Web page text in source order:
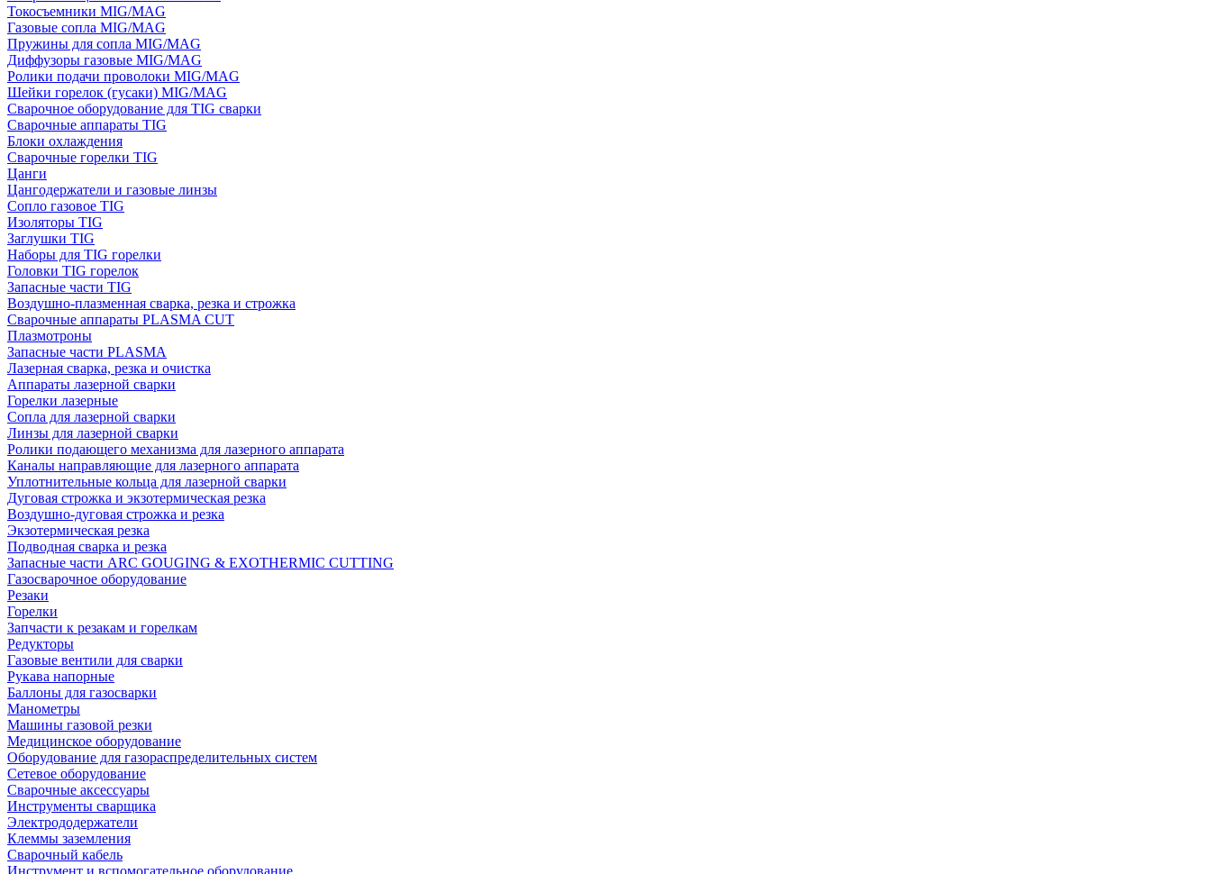
Токосъемники MIG/MAG
Газовые сопла MIG/MAG
Пружины для сопла MIG/MAG
Диффузоры газовые MIG/MAG
Ролики подачи проволоки MIG/MAG
Шейки горелок (гусаки) MIG/MAG
Сварочное оборудование для TIG сварки
Сварочные аппараты TIG
Блоки охлаждения
Сварочные горелки TIG
Цанги
Цангодержатели и газовые линзы
Сопло газовое TIG
Изоляторы TIG
Заглушки TIG
Наборы для TIG горелки
Головки TIG горелок
Запасные части TIG
Воздушно-плазменная сварка, резка и строжка
Сварочные аппараты PLASMA CUT
Плазмотроны
Запасные части PLASMA
Лазерная сварка, резка и очистка
Аппараты лазерной сварки
Горелки лазерные
Сопла для лазерной сварки
Линзы для лазерной сварки
Ролики подающего механизма для лазерного аппарата
Каналы направляющие для лазерного аппарата
Уплотнительные кольца для лазерной сварки
Дуговая строжка и экзотермическая резка
Воздушно-дуговая строжка и резка
Экзотермическая резка
Подводная сварка и резка
Запасные части ARC GOUGING & EXOTHERMIC CUTTING
Газосварочное оборудование
Резаки
Горелки
Запчасти к резакам и горелкам
Редукторы
Газовые вентили для сварки
Рукава напорные
Баллоны для газосварки
Манометры
Машины газовой резки
Медицинское оборудование
Оборудование для газораспределительных систем
Сетевое оборудование
Сварочные аксессуары
Инструменты сварщика
Электрододержатели
Клеммы заземления
Сварочный кабель
Инструмент и вспомогательное оборудование